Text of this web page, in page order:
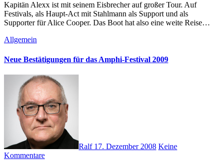
Kapitän Alexx ist mit seinem Eisbrecher auf großer Tour. Auf
Festivals, als Haupt-Act mit Stahlmann als Support und als
Supporter für Alice Cooper. Das Boot hat also eine weite Reise…
Allgemein
Neue Bestätigungen für das Amphi-Festival 2009
Ralf 17. Dezember 2008 Keine
Kommentare